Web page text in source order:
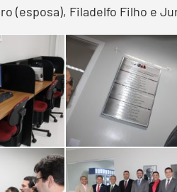
(esposa), Filadelfo Filho e